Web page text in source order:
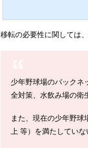
移転の必要性に関しては
少年野球場のバックネ
全対策、水飲み場の衛
また、現在の少年野
上 等）を満たしていな